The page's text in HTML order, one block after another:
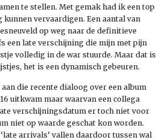
te stellen. Met gemak had ik een top
vervaardigen. Een aantal van
op weg naar de definitieve
een late verschijning die mijn met pijn
volledig in de war stuurde. Maar dat is
het is een dynamisch gebeuren.
die recente dialoog over een album
uitkwam maar waarvan een collega
verschijningsdatum er toch niet voor
niet op waarde geschat kon worden.
arrivals’ vallen daardoor tussen wal